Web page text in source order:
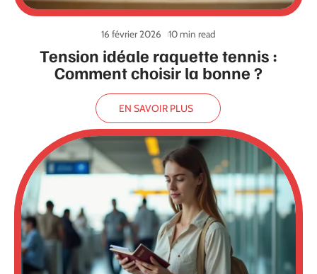
Tension idéale raquette tennis :
Comment choisir la bonne ?
16 février 2026 10 min read
EN SAVOIR PLUS